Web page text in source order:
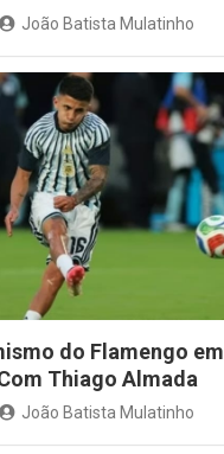
João Batista Mulatinho
do Flamengo em
Thiago Almada
João Batista Mulatinho